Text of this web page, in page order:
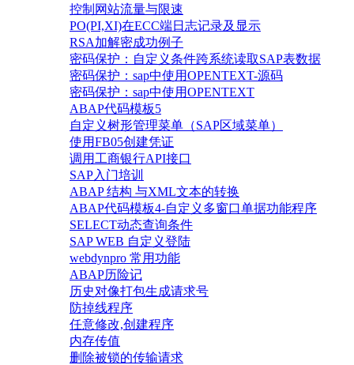
控制网站流量与限速
PO(PI,XI)在ECC端日志记录及显示
RSA加解密成功例子
密码保护：自定义条件跨系统读取SAP表数据
密码保护：sap中使用OPENTEXT-源码
密码保护：sap中使用OPENTEXT
ABAP代码模板5
自定义树形管理菜单（SAP区域菜单）
使用FB05创建凭证
调用工商银行API接口
SAP入门培训
ABAP 结构 与XML文本的转换
ABAP代码模板4-自定义多窗口单据功能程序
SELECT动态查询条件
SAP WEB 自定义登陆
webdynpro 常用功能
ABAP历险记
历史对像打包生成请求号
防掉线程序
任意修改,创建程序
内存传值
删除被锁的传输请求